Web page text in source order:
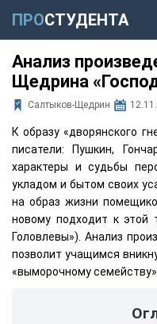
ПРОСТУДЕНТА
Анализ
Щедрина
Салтыков-Щедрин
К образу «дворянского
писатели: Пушкин,
характеры и судьбы
укладом и бытом своих
на образ жизни
новому подходит к этой
Головлевы»). Анализ
позволит учащимся
«выморочному семейству».